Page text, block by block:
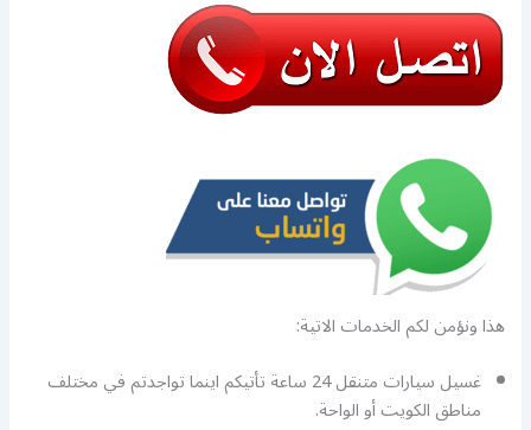
هذا ونؤمن لكم الخدمات الاتية:
غسيل سيارات متنقل 24 ساعة تأتيكم اينما تواجدتم في مختلف
مناطق الكويت أو الواحة.